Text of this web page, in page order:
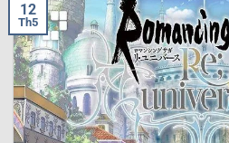
12
Th5